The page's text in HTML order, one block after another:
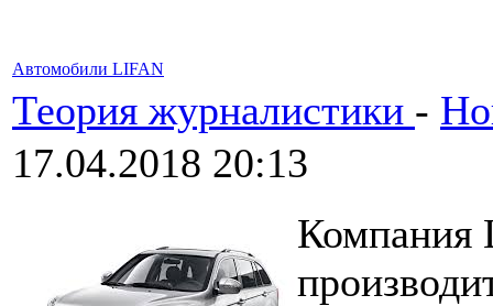
Автомобили LIFAN
Теория журналистики -
17.04.2018 20:13
Компания